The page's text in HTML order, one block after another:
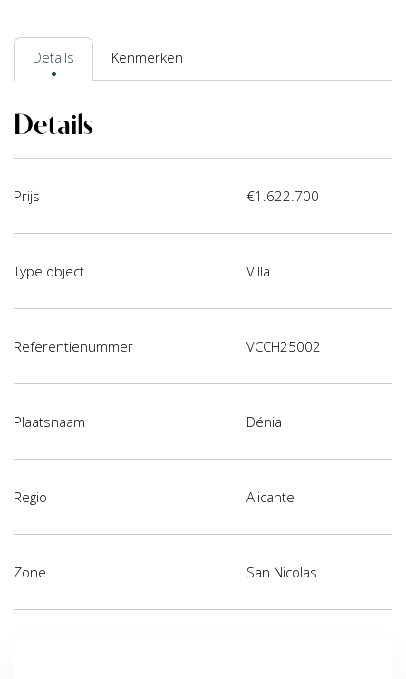
Details Kenmerken
Details
Prijs €1.622.700
Type object Villa
Referentienummer VCCH25002
Plaatsnaam Dénia
Regio Alicante
Zone San Nicolas